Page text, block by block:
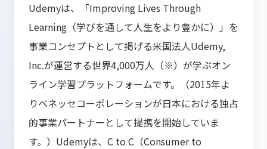
Udemyは、「Improving Lives Through
Learning（学びを通して人生をより豊かに）」を
事業コンセプトとして掲げる米国法人Udemy,
Inc.が運営する世界4,000万人（※）が学ぶオン
ライン学習プラットフォームです。（2015年よ
りベネッセコーポレーションが日本における独占
的事業パートナーとして提携を開始していま
す。）Udemyは、C to C（Consumer to